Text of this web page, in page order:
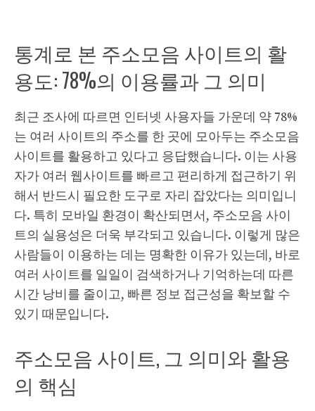
통계로 본 주소모음 사이트의 활
용도: 78%의 이용률과 그 의미
최근 조사에 따르면 인터넷 사용자들 가운데 약 78%
는 여러 사이트의 주소를 한 곳에 모아두는 주소모음
사이트를 활용하고 있다고 응답했습니다. 이는 사용
자가 여러 웹사이트를 빠르고 편리하게 접근하기 위
해서 반드시 필요한 도구로 자리 잡았다는 의미입니
다. 특히 모바일 환경이 확산되면서, 주소모음 사이
트의 실용성은 더욱 부각되고 있습니다. 이렇게 많은
사람들이 이용하는 데는 명확한 이유가 있는데, 바로
여러 사이트를 일일이 검색하거나 기억하는데 따른
시간 낭비를 줄이고, 빠른 정보 접근성을 확보할 수
있기 때문입니다.
주소모음 사이트, 그 의미와 활용
의 핵심